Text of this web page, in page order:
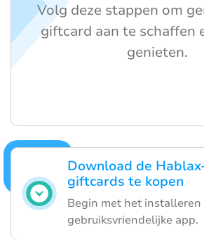
Download de
giftcards te kopen
Begin met het installeren
gebruiksvriendelijke app.
Volg deze stappen om
giftcard aan te schaffen
genieten.